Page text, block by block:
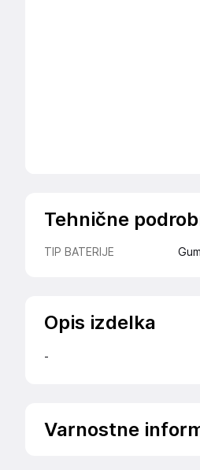
Tehnične
TIP BATERIJE
Opis izdelka
-
Varnostne